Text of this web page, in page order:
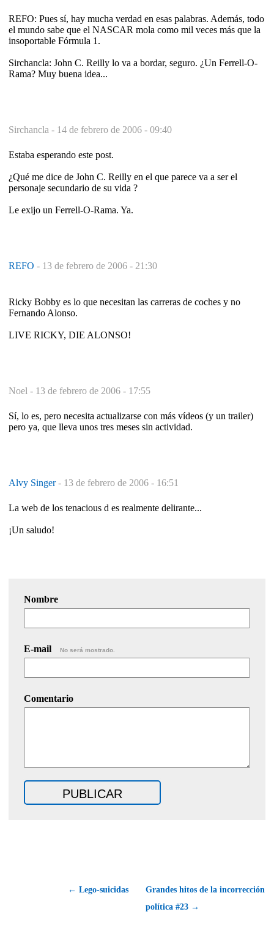
REFO: Pues sí, hay mucha verdad en esas palabras. Además, todo
el mundo sabe que el NASCAR mola como mil veces más que la
insoportable Fórmula 1.
Sirchancla: John C. Reilly lo va a bordar, seguro. ¿Un Ferrell-O-
Rama? Muy buena idea...
Sirchancla - 14 de febrero de 2006 - 09:40
Estaba esperando este post.
¿Qué me dice de John C. Reilly en el que parece va a ser el
personaje secundario de su vida ?
Le exijo un Ferrell-O-Rama. Ya.
REFO - 13 de febrero de 2006 - 21:30
Ricky Bobby es lo que necesitan las carreras de coches y no
Fernando Alonso.
LIVE RICKY, DIE ALONSO!
Noel - 13 de febrero de 2006 - 17:55
Sí, lo es, pero necesita actualizarse con más vídeos (y un trailer)
pero ya, que lleva unos tres meses sin actividad.
Alvy Singer- 13 de febrero de 2006 - 16:51
La web de los tenacious d es realmente delirante...
¡Un saludo!
Nombre
E-mail No será mostrado.
Comentario
← Lego-suicidas
Grandes hitos de la incorrección
política #23 →